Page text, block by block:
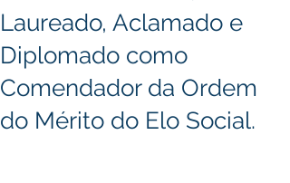
Laureado, Aclamado e
Diplomado como
Comendador da Ordem
do Mérito do Elo Social.